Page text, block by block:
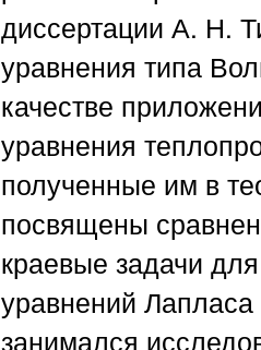
диссертации А. Н.
уравнения типа
качестве
уравнения
полученные им в
посвящены
краевые задачи
уравнений
занимался